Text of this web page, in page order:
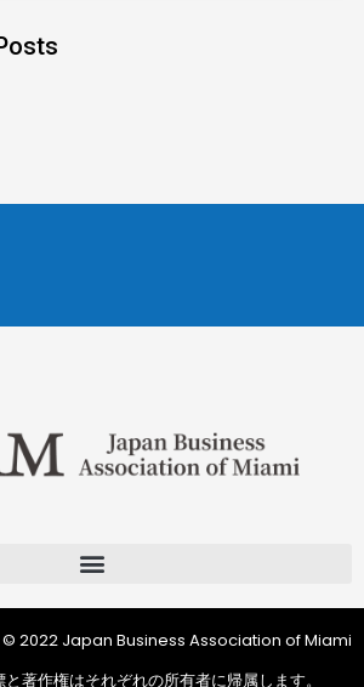
2022 Japan Business Association of Miami
著作権はそれぞれの所有者に帰属します。